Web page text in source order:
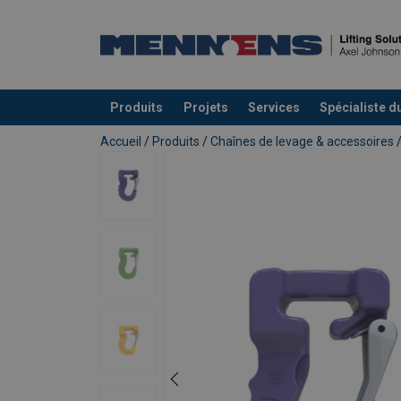
Produits Projets Services Spécialiste
Ajouté au panier
Accueil / Produits / Chaînes de levage & accessoires /
Une CMU 25% plus grande par
Tous les composants POWERTEX
Des maillons et composants
chaînes
Manuels utilisateur